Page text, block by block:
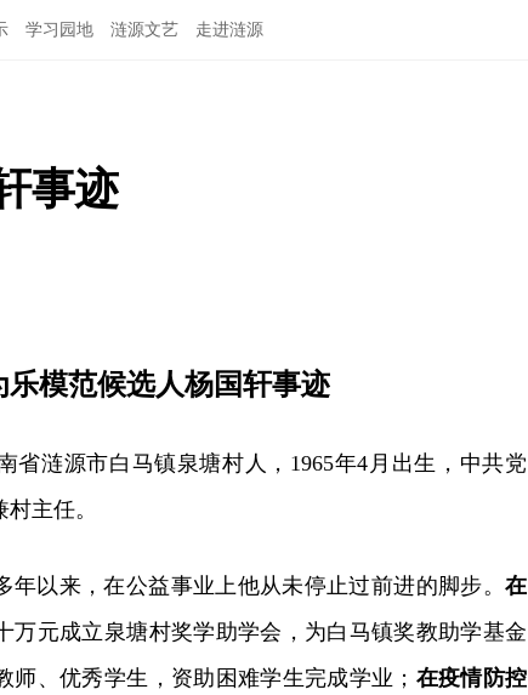
学习园地 涟源文艺 走进涟源
事迹
乐模范候选人杨国轩事迹
省涟源市白马镇泉塘村人，1965年4月出生，中共党
主任。
年以来，在公益事业上他从未停止过前进的脚步。 在
万元成立泉塘村奖学助学会，为白马镇奖教助学基金
、优秀学生，资助困难学生完成学业； 在疫情防控